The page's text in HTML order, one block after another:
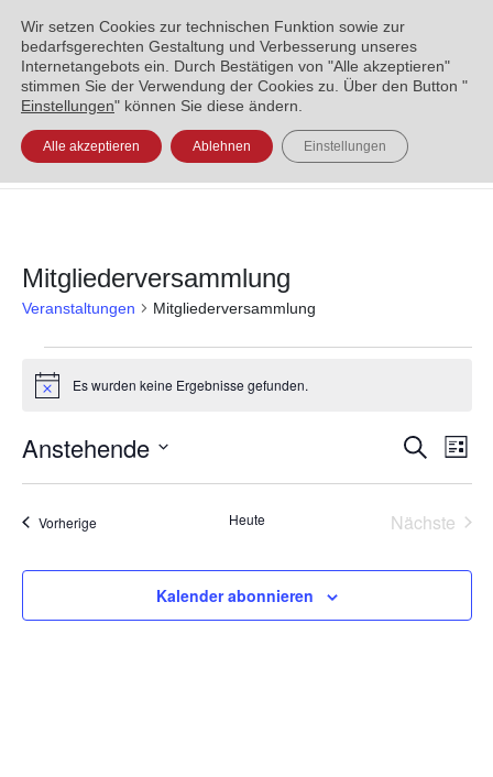
ENGLISH العربية УКРАЇНСЬКА
Mitgliederversammlung
Veranstaltungen Mitgliederversammlung
HinweisEs wurden keine Ergebnisse gefunden.
und
Suche
Liste
Anstehende
Datum
VorherigeVeranstaltungen Heute
Nächste
Kalender abonnieren
Wir setzen Cookies zur technischen Funktion sowie zur
bedarfsgerechten Gestaltung und Verbesserung unseres
Internetangebots ein. Durch Bestätigen von "Alle akzeptieren"
stimmen Sie der Verwendung der Cookies zu. Über den Button "
Einstellungen" können Sie diese ändern.
Alle akzeptieren Ablehnen Einstellungen